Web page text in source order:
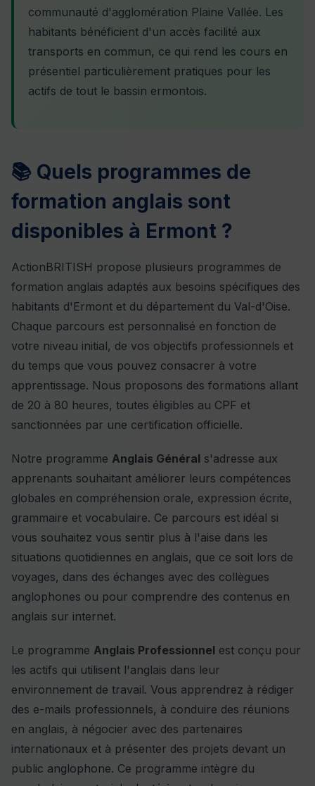
communauté d'agglomération Plaine Vallée. Les
habitants bénéficient d'un accès facilité aux
transports en commun, ce qui rend les cours en
présentiel particulièrement pratiques pour les
actifs de tout le bassin ermontois.
📚 Quels programmes de
formation anglais sont
disponibles à Ermont ?
ActionBRITISH propose plusieurs programmes de
formation anglais adaptés aux besoins spécifiques des
habitants d'Ermont et du département du Val-d'Oise.
Chaque parcours est personnalisé en fonction de
votre niveau initial, de vos objectifs professionnels et
du temps que vous pouvez consacrer à votre
apprentissage. Nous proposons des formations allant
de 20 à 80 heures, toutes éligibles au CPF et
sanctionnées par une certification officielle.
Notre programme Anglais Général s'adresse aux
apprenants souhaitant améliorer leurs compétences
globales en compréhension orale, expression écrite,
grammaire et vocabulaire. Ce parcours est idéal si
vous souhaitez vous sentir plus à l'aise dans les
situations quotidiennes en anglais, que ce soit lors de
voyages, dans des échanges avec des collègues
anglophones ou pour comprendre des contenus en
anglais sur internet.
Le programme Anglais Professionnel est conçu pour
les actifs qui utilisent l'anglais dans leur
environnement de travail. Vous apprendrez à rédiger
des e-mails professionnels, à conduire des réunions
en anglais, à négocier avec des partenaires
internationaux et à présenter des projets devant un
public anglophone. Ce programme intègre du